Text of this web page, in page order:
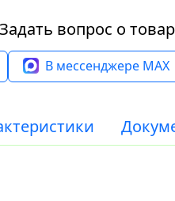
Задать вопрос о
В мессенджере MAX